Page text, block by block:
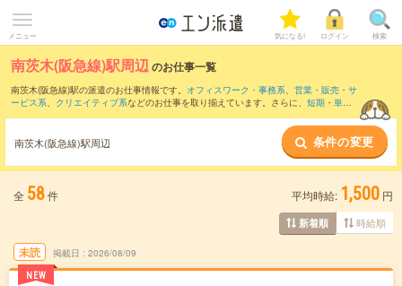
メニュー 気になる! ログイン 検索
南茨木(阪急線)駅周辺のお仕事一覧
南茨木(阪急線)駅の派遣のお仕事情報です。 オフィスワーク・事務系、 営業・販売・サ
ービス系、 クリエイティブ系などのお仕事を取り揃えています。さらに、 短期 ・ 単発
また、淀屋橋駅・大阪駅 大阪梅田(阪急線)駅
など近隣駅
のお仕事もご確認いただけます。
南茨木(阪急線)駅周辺 条件の変更
全 58件 平均時給: 1,500 円
新着順 時給順
未読
NEW
掲載日 2026/08/09